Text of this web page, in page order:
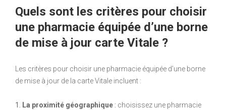
Quels sont les critères pour choisir
une pharmacie équipée d’une borne
de mise à jour carte Vitale ?
Les critères pour choisir une pharmacie équipée d’une borne
de mise à jour de la carte Vitale incluent :
1. La proximité géographique : choisissez une pharmacie